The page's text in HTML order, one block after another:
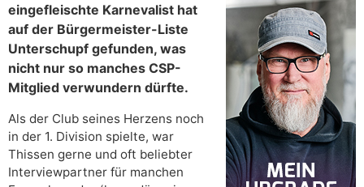
eingefleischte Karnevalist hat
auf der Bürgermeister-Liste
Unterschupf gefunden, was
nicht nur so manches CSP-
Mitglied verwundern dürfte.
Als der Club seines Herzens noch
in der 1. Division spielte, war
Thissen gerne und oft beliebter
Interviewpartner für manchen